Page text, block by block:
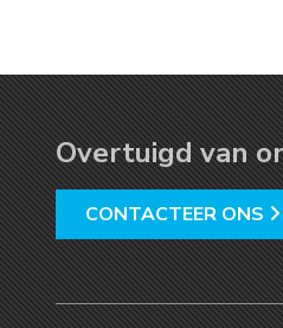
Overtuigd van
CONTACTEER ONS